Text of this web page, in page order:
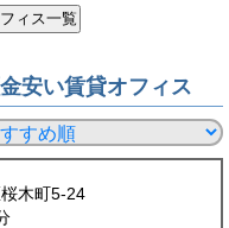
安い賃貸オフィス
木町5-24